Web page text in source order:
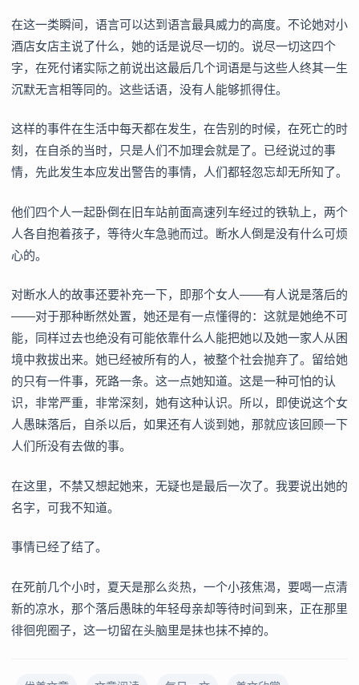
在这一类瞬间，语言可以达到语言最具威力的高度。不论她对小
酒店女店主说了什么，她的话是说尽一切的。说尽一切这四个
字，在死付诸实际之前说出这最后几个词语是与这些人终其一生
沉默无言相等同的。这些话语，没有人能够抓得住。
这样的事件在生活中每天都在发生，在告别的时候，在死亡的时
刻，在自杀的当时，只是人们不加理会就是了。已经说过的事
情，先此发生本应发出警告的事情，人们都轻忽忘却无所知了。
他们四个人一起卧倒在旧车站前面高速列车经过的铁轨上，两个
人各自抱着孩子，等待火车急驰而过。断水人倒是没有什么可烦
心的。
对断水人的故事还要补充一下，即那个女人——有人说是落后的
——对于那种断然处置，她还是有一点懂得的：这就是她绝不可
能，同样过去也绝没有可能依靠什么人能把她以及她一家人从困
境中救拔出来。她已经被所有的人，被整个社会抛弃了。留给她
的只有一件事，死路一条。这一点她知道。这是一种可怕的认
识，非常严重，非常深刻，她有这种认识。所以，即使说这个女
人愚昧落后，自杀以后，如果还有人谈到她，那就应该回顾一下
人们所没有去做的事。
在这里，不禁又想起她来，无疑也是最后一次了。我要说出她的
名字，可我不知道。
事情已经了结了。
在死前几个小时，夏天是那么炎热，一个小孩焦渴，要喝一点清
新的凉水，那个落后愚昧的年轻母亲却等待时间到来，正在那里
徘徊兜圈子，这一切留在头脑里是抹也抹不掉的。